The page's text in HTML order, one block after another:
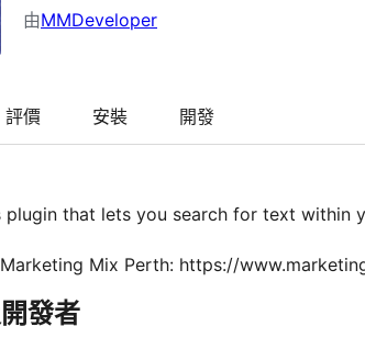
由MMDeveloper
評價 安裝 開發
plugin that lets you search for text within
Mix Perth: https://
發者